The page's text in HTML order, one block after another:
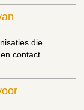
die
contact